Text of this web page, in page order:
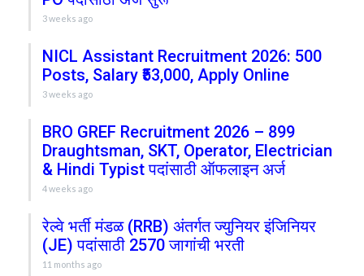
3 weeks ago
NICL Assistant Recruitment 2026: 500
Posts, Salary ₹53,000, Apply Online
3 weeks ago
BRO GREF Recruitment 2026 – 899
Draughtsman, SKT, Operator, Electrician
& Hindi Typist पदांसाठी ऑफलाइन अर्ज
4 weeks ago
रेल्वे भर्ती मंडळ (RRB) अंतर्गत ज्युनियर इंजिनियर
(JE) पदांसाठी 2570 जागांची भरती
11 months ago